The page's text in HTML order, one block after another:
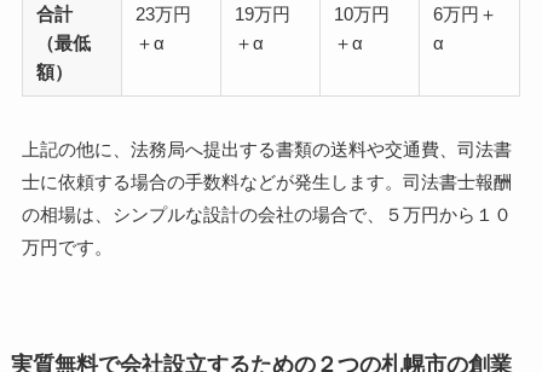
合計
（最低
額）
23万円
＋α
19万円
＋α
10万円
＋α
6万円＋
α
上記の他に、法務局へ提出する書類の送料や交通費、司法書
士に依頼する場合の手数料などが発生します。司法書士報酬
の相場は、シンプルな設計の会社の場合で、５万円から１０
万円です。
実質無料で会社設立するための２つの札幌市の創業